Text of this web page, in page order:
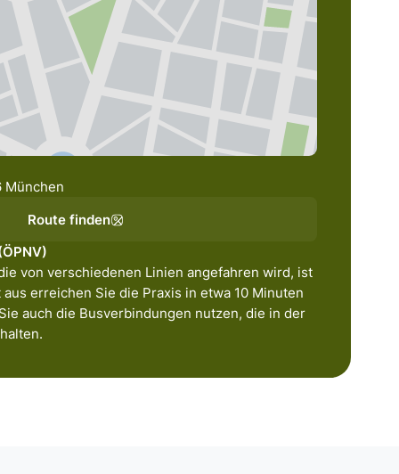
München
Route finden
von verschiedenen Linien angefahren wird, ist
erreichen Sie die Praxis in etwa 10 Minuten
auch die Busverbindungen nutzen, die in der